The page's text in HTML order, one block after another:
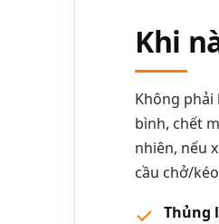
Khi
Không phải
bình, chết
nhiên, nếu
cầu chở/
Thủng